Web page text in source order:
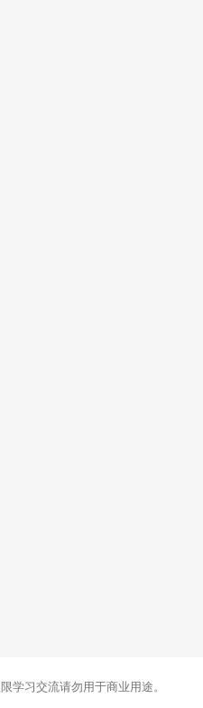
学习交流请勿用于商业用途。